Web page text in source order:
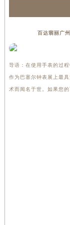
百达翡丽广
导语：在使用手表的过
作为巴塞尔钟表展上最
术而闻名于世。如果您